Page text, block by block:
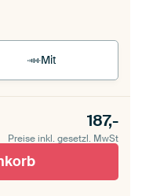
Mit
187,-
Preise inkl. gesetzl. MwSt